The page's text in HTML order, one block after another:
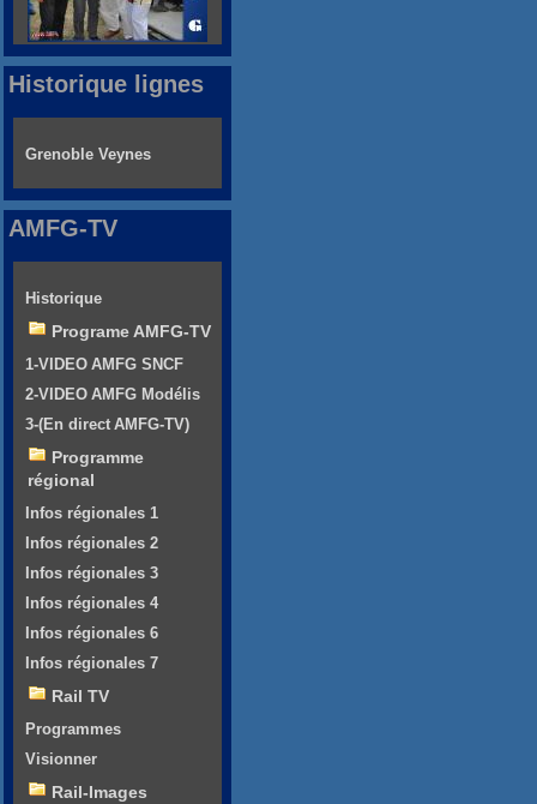
Historique lignes
Grenoble Veynes
AMFG-TV
Historique
Programe AMFG-TV
1-VIDEO AMFG SNCF
2-VIDEO AMFG Modélis
3-(En direct AMFG-TV)
Programme
régional
Infos régionales 1
Infos régionales 2
Infos régionales 3
Infos régionales 4
Infos régionales 6
Infos régionales 7
Rail TV
Programmes
Visionner
Rail-Images